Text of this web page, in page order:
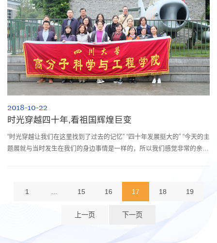
2018-10-22
时光穿越四十年,看祖国辉煌巨变
“时光穿越让我们在这里找到了过去的记忆” “四十年发展挺大的” “今天的主
题展就与当时发生在我们的身边事情是一样的，所以我们感觉非常的亲
1 ... 15 16 17 18 19
上一页 下一页